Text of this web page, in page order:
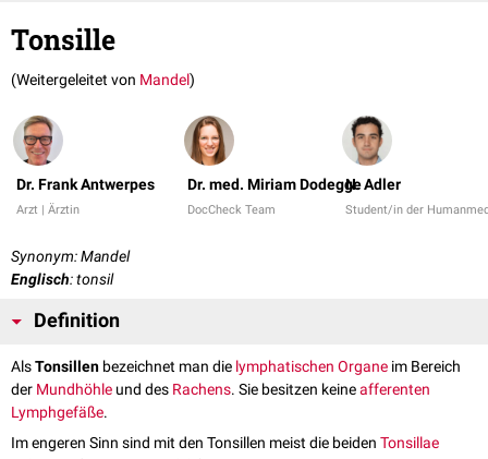
Tonsille
(Weitergeleitet von Mandel)
Dr. Frank Antwerpes
Arzt | Ärztin
Dr. med. Miriam Dodegge
DocCheck Team
N. Adler
Student/in der
Synonym: Mandel
Englisch: tonsil
Definition
AlsTonsillen bezeichnet man die lymphatischen Organe im Bereich
der Mundhöhle und des Rachens. Sie besitzen keineafferenten
Lymphgefäße.
Im engeren Sinn sind mit den Tonsillen meist die beiden Tonsillae